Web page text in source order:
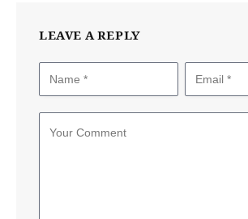
LEAVE A REPLY